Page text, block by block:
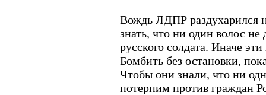
Вождь ЛДПР раздухарился
знать, что ни один волос не
русского солдата. Иначе
Бомбить без остановки,
Чтобы они знали, что ни
потерпим против граждан